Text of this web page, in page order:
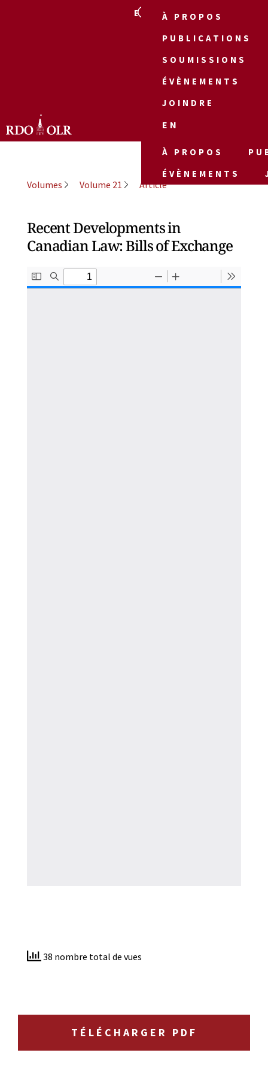
EN
À PROPOS
PUBLICATIONS
SOUMISSIONS
ÉVÈNEMENTS
JOINDRE
EN
À PROPOS
ÉVÈNEMENTS
Volumes Volume 21 Article
Recent Developments in
Canadian Law: Bills of Exchange
38 nombre total de vues
TÉLÉCHARGER PDF